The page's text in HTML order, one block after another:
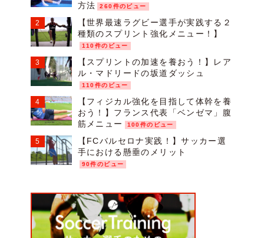
方法
260件のビュー
【世界最速ラグビー選手が実践する２
種類のスプリント強化メニュー！】
110件のビュー
【スプリントの加速を養おう！】レア
ル・マドリードの坂道ダッシュ
110件のビュー
【フィジカル強化を目指して体幹を養
おう！】フランス代表「ベンゼマ」腹
筋メニュー
100件のビュー
【FCバルセロナ実践！】サッカー選
手における懸垂のメリット
90件のビュー